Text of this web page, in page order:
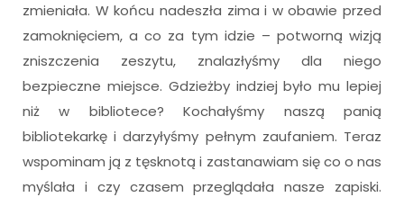
zmieniała. W końcu nadeszła zima i w obawie przed
zamoknięciem, a co za tym idzie – potworną wizją
zniszczenia zeszytu, znalazłyśmy dla niego
bezpieczne miejsce. Gdzieżby indziej było mu lepiej
niż w bibliotece? Kochałyśmy naszą panią
bibliotekarkę i darzyłyśmy pełnym zaufaniem. Teraz
wspominam ją z tęsknotą i zastanawiam się co o nas
myślała i czy czasem przeglądała nasze zapiski.